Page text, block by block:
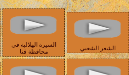
الشعر الشعبي
السيرة الهلالية في
محافظة قنا